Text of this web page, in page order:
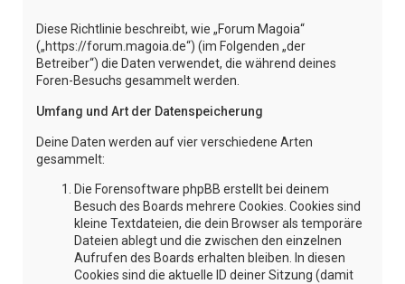
Diese Richtlinie beschreibt, wie „Forum Magoia“
(„https://forum.magoia.de“) (im Folgenden „der
Betreiber“) die Daten verwendet, die während deines
Foren-Besuchs gesammelt werden.
Umfang und Art der Datenspeicherung
Deine Daten werden auf vier verschiedene Arten
gesammelt:
Die Forensoftware phpBB erstellt bei deinem
Besuch des Boards mehrere Cookies. Cookies sind
kleine Textdateien, die dein Browser als temporäre
Dateien ablegt und die zwischen den einzelnen
Aufrufen des Boards erhalten bleiben. In diesen
Cookies sind die aktuelle ID deiner Sitzung (damit